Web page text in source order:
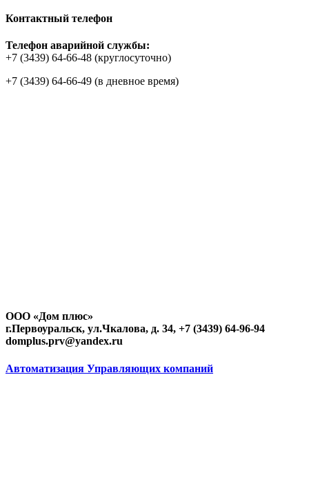
Контактный телефон
Телефон аварийной службы:
+7 (3439) 64-66-48 (круглосуточно)
+7 (3439) 64-66-49 (в дневное время)
ООО «Дом плюс»
г.Первоуральск, ул.Чкалова, д. 34, +7 (3439) 64-96-94
domplus.prv@yandex.ru
Автоматизация Управляющих компаний